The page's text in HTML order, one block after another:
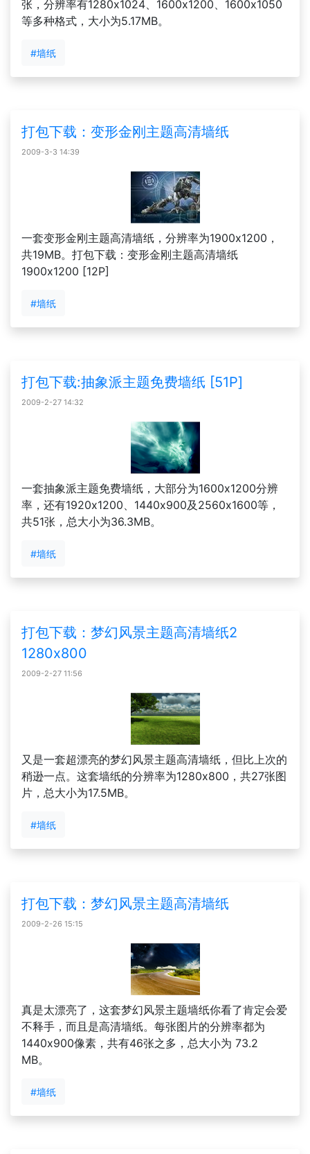
张，分辨率有1280x1024、1600x1200、1600x1050
等多种格式，大小为5.17MB。
#墙纸
打包下载：变形金刚主题高清墙纸
2009-3-3 14:39
一套变形金刚主题高清墙纸，分辨率为1900x1200，
共19MB。打包下载：变形金刚主题高清墙纸
1900x1200 [12P]
#墙纸
打包下载:抽象派主题免费墙纸 [51P]
2009-2-27 14:32
一套抽象派主题免费墙纸，大部分为1600x1200分辨
率，还有1920x1200、1440x900及2560x1600等，
共51张，总大小为36.3MB。
#墙纸
打包下载：梦幻风景主题高清墙纸2
1280x800
2009-2-27 11:56
又是一套超漂亮的梦幻风景主题高清墙纸，但比上次的
稍逊一点。这套墙纸的分辨率为1280x800，共27张图
片，总大小为17.5MB。
#墙纸
打包下载：梦幻风景主题高清墙纸
2009-2-26 15:15
真是太漂亮了，这套梦幻风景主题墙纸你看了肯定会爱
不释手，而且是高清墙纸。每张图片的分辨率都为
1440x900像素，共有46张之多，总大小为 73.2
MB。
#墙纸